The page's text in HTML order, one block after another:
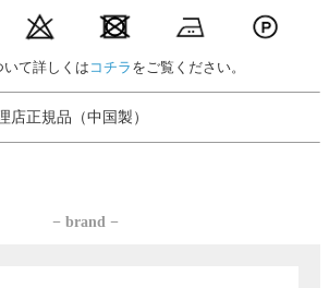
いて詳しくは コチラ をご覧ください。
店正規品（中国製）
− brand −